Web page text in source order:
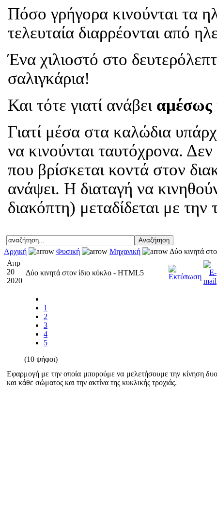
Πόσο γρήγορα κινούνται τα
τελευταία διαρρέονται από
Ένα χιλιοστό στο
σαλιγκάρια!
Και τότε γιατί ανάβει αμέσως
Γιατί μέσα στα καλώδια
να κινούνται ταυτόχρονα.
που βρίσκεται κοντά στον
ανάψει. Η διαταγή να
διακόπτη) μεταδίδεται με
Αρχική Φυσική Μηχανική
Δύο κινητά
Απρ
20
2020
Δύο κινητά στον ίδιο κύκλο - HTML5
1
2
3
4
5
(10 ψήφοι)
Εφαρμογή με την οποία μπορούμε να μελετήσουμε την κίνηση
και κάθε σώματος και την ακτίνα της κυκλικής τροχιάς.